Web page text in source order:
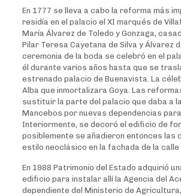
En 1777 se lleva a cabo la reforma más
residía en el palacio el XI marqués de
María Álvarez de Toledo y Gonzaga,
Pilar Teresa Cayetana de Silva y Álvarez
ceremonia de la boda se celebró en el
él durante varios años hasta que se
estrenado palacio de Buenavista. La
Alba que inmortalizara Goya. Las
sustituir la parte del palacio que daba a
Mancebos por nuevas dependencias
Interiormente, se decoró el edificio de
posiblemente se añadieron entonces las
estilo neoclásico en la fachada de la calle
En 1988 Patrimonio del Estado adquirió
edificio para instalar allí la Agencia del
dependiente del Ministerio de